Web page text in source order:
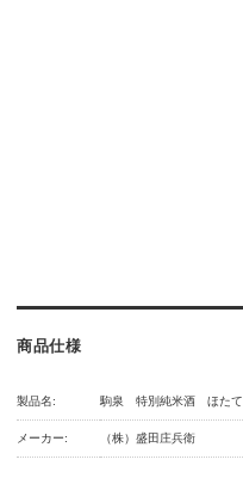
商品仕様
製品名: 駒泉 特別純米酒 ほたて
メーカー: （株）盛田庄兵衛